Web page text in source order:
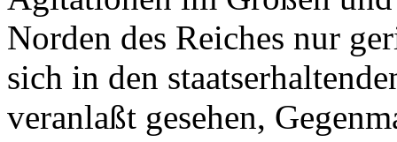
Norden des Reiches nur
sich in den
veranlaßt gesehen,